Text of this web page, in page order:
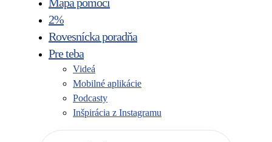
2%
Rovesnícka poradňa
Pre teba
Videá
Mobilné aplikácie
Podcasty
Inšpirácia z Instagramu